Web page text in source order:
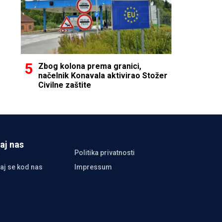
Zbog kolona prema granici,
načelnik Konavala aktivirao Stožer
Civilne zaštite
nas
Politika privatnosti
se kod nas
Impressum